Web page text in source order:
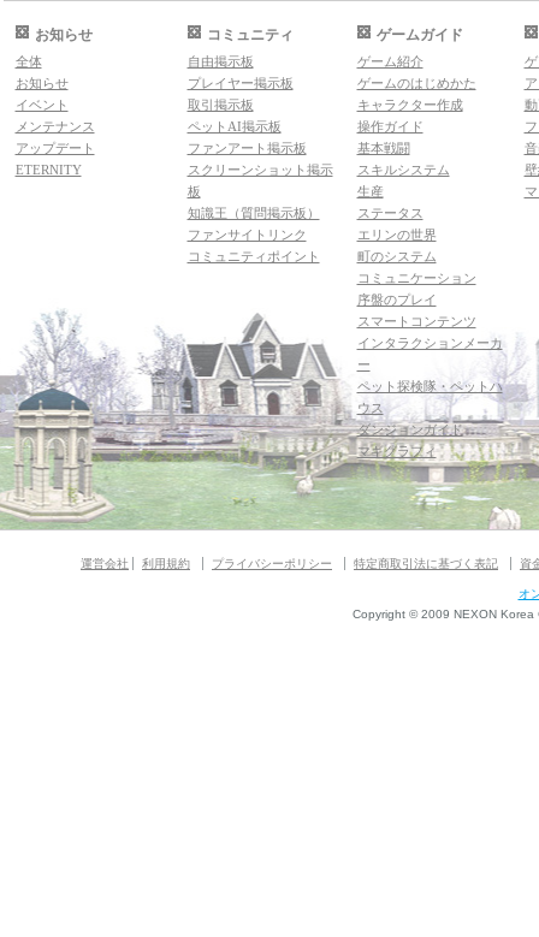
お知らせ
全体
お知らせ
イベント
メンテナンス
アップデート
ETERNITY
コミュニティ
自由掲示板
プレイヤー掲示板
取引掲示板
ペットAI掲示板
ファンアート掲示板
スクリーンショット掲示
板
知識王（質問掲示板）
ファンサイトリンク
コミュニティポイント
ゲームガイド
ゲーム紹介
ゲームのはじめかた
キャラクター作成
操作ガイド
基本戦闘
スキルシステム
生産
ステータス
エリンの世界
町のシステム
コミュニケーション
序盤のプレイ
スマートコンテンツ
インタラクションメーカ
ー
ペット探検隊・ペットハ
ウス
ダンジョンガイド
マギグラフィ
運営会社 利用規約 プライバシーポリシー 特定商取引法に基づく表記 資
オ
Copyright © 2009 NEXON Korea